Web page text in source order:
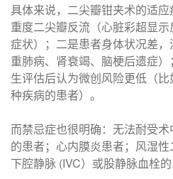
具体来说，二尖瓣钳夹术的适
重度二尖瓣反流（心脏彩超显
症状）；二是患者身体状况差
重肺病、肾衰竭、脑梗后遗症
生评估后认为微创风险更低（
种疾病的患者）。
而禁忌症也很明确：无法耐受
的患者；心内膜炎患者；风湿性
下腔静脉 (IVC）或股静脉血栓的